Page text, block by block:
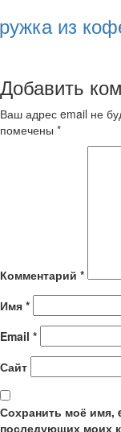
из
Добавить
Ваш адрес email не
помечены *
Комментарий *
Имя *
Email *
Сайт
Сохранить моё имя,
последующих моих